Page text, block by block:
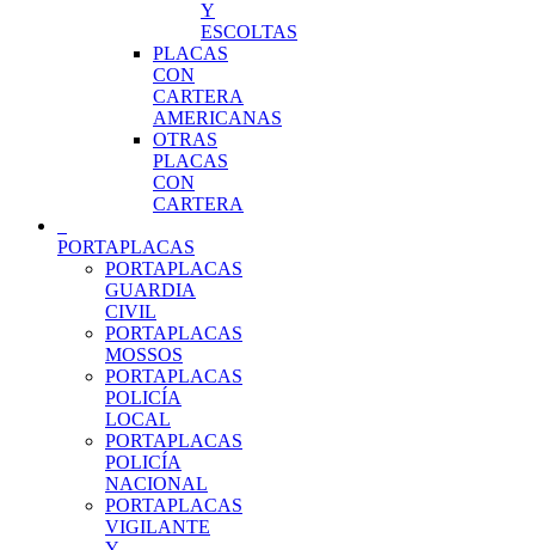
Y
ESCOLTAS
PLACAS
CON
CARTERA
AMERICANAS
OTRAS
PLACAS
CON
CARTERA
PORTAPLACAS
PORTAPLACAS
GUARDIA
CIVIL
PORTAPLACAS
MOSSOS
PORTAPLACAS
POLICÍA
LOCAL
PORTAPLACAS
POLICÍA
NACIONAL
PORTAPLACAS
VIGILANTE